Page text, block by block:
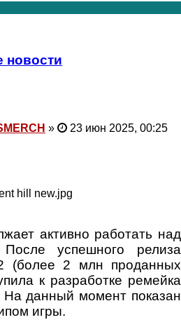
новости
» 23 июн 2025, 00:25
активно работать над
успешного релиза
(более 2 млн проданных
к разработке ремейка
На данный момент показан
игры.